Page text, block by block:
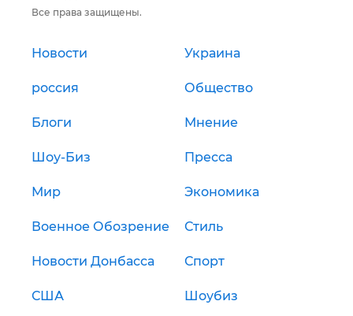
Все права защищены.
Новости Украина
россия Общество
Блоги Мнение
Шоу-Биз Пресса
Мир Экономика
Военное Обозрение Стиль
Новости Донбасса Спорт
США Шоубиз